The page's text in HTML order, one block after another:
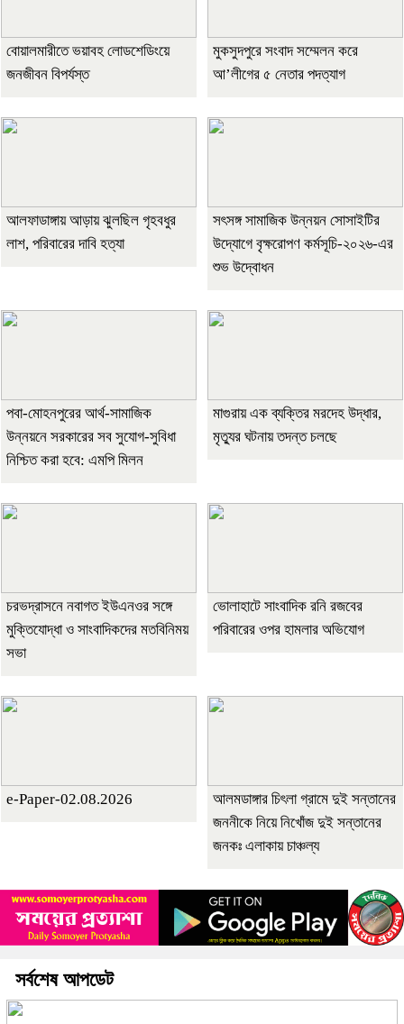
বোয়ালমারীতে ভয়াবহ লোডশেডিংয়ে
জনজীবন বিপর্যস্ত
মুকসুদপুরে সংবাদ সম্মেলন করে
আ’লীগের ৫ নেতার পদত্যাগ
আলফাডাঙ্গায় আড়ায় ঝুলছিল গৃহবধুর
লাশ, পরিবারের দাবি হত্যা
সৎসঙ্গ সামাজিক উন্নয়ন সোসাইটির
উদ্যোগে বৃক্ষরোপণ কর্মসূচি-২০২৬-এর
শুভ উদ্বোধন
পবা-মোহনপুরের আর্থ-সামাজিক
উন্নয়নে সরকারের সব সুযোগ-সুবিধা
নিশ্চিত করা হবে: এমপি মিলন
মাগুরায় এক ব্যক্তির মরদেহ উদ্ধার,
মৃত্যুর ঘটনায় তদন্ত চলছে
চরভদ্রাসনে নবাগত ইউএনওর সঙ্গে
মুক্তিযোদ্ধা ও সাংবাদিকদের মতবিনিময়
সভা
ভোলাহাটে সাংবাদিক রনি রজবের
পরিবারের ওপর হামলার অভিযোগ
e-Paper-02.08.2026
আলমডাঙ্গার চিৎলা গ্রামে দুই সন্তানের
জননীকে নিয়ে নিখোঁজ দুই সন্তানের
জনকঃ এলাকায় চাঞ্চল্য
সর্বশেষ আপডেট